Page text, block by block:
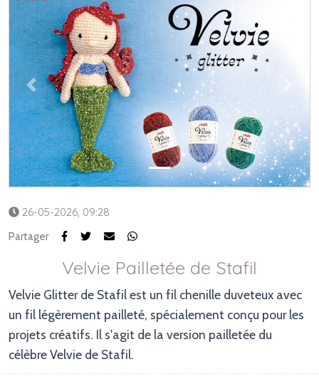
26-05-2026, 09:28
Partager
Velvie Pailletée de Stafil
Velvie Glitter de Stafil est un fil chenille duveteux avec
un fil légèrement pailleté, spécialement conçu pour les
projets créatifs. Il s'agit de la version pailletée du
célèbre Velvie de Stafil.